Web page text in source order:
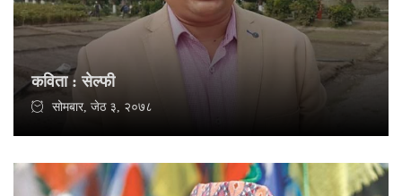
कविता : सेल्फी
सोमबार, जेठ ३, २०७८